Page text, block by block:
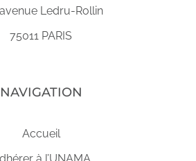
Ledru-Rollin
75011 PARIS
NAVIGATION
Accueil